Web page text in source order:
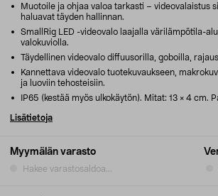
Myymälän varasto
Hakee varastosaldoa...
Muotoile ja ohjaa valoa tarkasti – videovalaistus
haluavat täyden hallinnan.
SmallRig LED -videovalo laajalla värilämpötila-
valokuviolla.
Täydellinen videovalo diffuusorilla, goboilla,
Kannettava videovalo tuotekuvaukseen,
ja luoviin tehosteisiin.
IP65 (kestää myös ulkokäytön). Mitat: 13 × 4 cm.
Lisätietoja